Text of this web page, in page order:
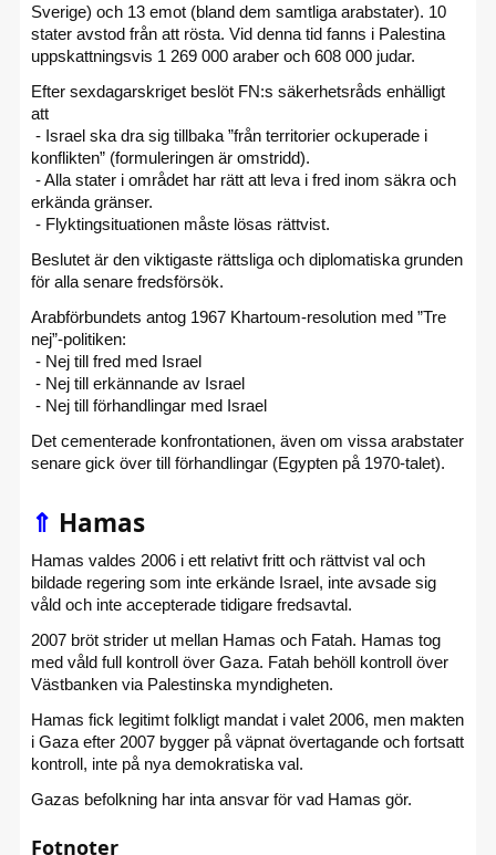
Sverige) och 13 emot (bland dem samtliga arabstater). 10
stater avstod från att rösta. Vid denna tid fanns i Palestina
uppskattningsvis 1 269 000 araber och 608 000 judar.
Efter sexdagarskriget beslöt FN:s säkerhetsråds enhälligt
att
- Israel ska dra sig tillbaka ”från territorier ockuperade i
konflikten” (formuleringen är omstridd).
- Alla stater i området har rätt att leva i fred inom säkra och
erkända gränser.
- Flyktingsituationen måste lösas rättvist.
Beslutet är den viktigaste rättsliga och diplomatiska grunden
för alla senare fredsförsök.
Arabförbundets antog 1967 Khartoum-resolution med ”Tre
nej”-politiken:
- Nej till fred med Israel
- Nej till erkännande av Israel
- Nej till förhandlingar med Israel
Det cementerade konfrontationen, även om vissa arabstater
senare gick över till förhandlingar (Egypten på 1970-talet).
⇑ Hamas
Hamas valdes 2006 i ett relativt fritt och rättvist val och
bildade regering som inte erkände Israel, inte avsade sig
våld och inte accepterade tidigare fredsavtal.
2007 bröt strider ut mellan Hamas och Fatah. Hamas tog
med våld full kontroll över Gaza. Fatah behöll kontroll över
Västbanken via Palestinska myndigheten.
Hamas fick legitimt folkligt mandat i valet 2006, men makten
i Gaza efter 2007 bygger på väpnat övertagande och fortsatt
kontroll, inte på nya demokratiska val.
Gazas befolkning har inta ansvar för vad Hamas gör.
Fotnoter